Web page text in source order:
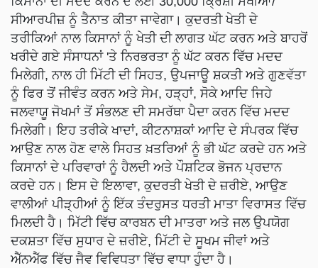
ਸੀਆਰਪੀਜ਼ ਨੂੰ ਤੈਨਾਤ ਕੀਤਾ ਜਾਵੇਗਾ। ਕੁਦਰਤੀ ਖੇਤੀ ਦੇ
ਤਰੀਕਿਆਂ ਨਾਲ ਕਿਸਾਨਾਂ ਨੂੰ ਖੇਤੀ ਦੀ ਲਾਗਤ ਘੱਟ ਕਰਨ ਅਤੇ ਬਾਹਰੋਂ
ਖਰੀਦੇ ਗਏ ਸੰਸਾਧਨਾਂ 'ਤੇ ਨਿਰਭਰਤਾ ਨੂੰ ਘੱਟ ਕਰਨ ਵਿੱਚ ਮਦਦ
ਮਿਲੇਗੀ, ਨਾਲ ਹੀ ਮਿੱਟੀ ਦੀ ਸਿਹਤ, ਉਪਜਾਊ ਸ਼ਕਤੀ ਅਤੇ ਗੁਣਵੱਤਾ
ਨੂੰ ਫਿਰ ਤੋਂ ਜੀਵੰਤ ਕਰਨ ਅਤੇ ਸੇਮ, ਹੜ੍ਹਾਂ, ਸੋਕੇ ਆਦਿ ਜਿਹੇ
ਜਲਵਾਯੂ ਜੋਖਮਾਂ ਤੋਂ ਸੰਭਲਣ ਦੀ ਸਮਰੱਥਾ ਪੈਦਾ ਕਰਨ ਵਿੱਚ ਮਦਦ
ਮਿਲੇਗੀ। ਇਹ ਤਰੀਕੇ ਖਾਦਾਂ, ਕੀਟਨਾਸ਼ਕਾਂ ਆਦਿ ਦੇ ਸੰਪਰਕ ਵਿੱਚ
ਆਉਣ ਨਾਲ ਹੋਣ ਵਾਲੇ ਸਿਹਤ ਖ਼ਤਰਿਆਂ ਨੂੰ ਭੀ ਘੱਟ ਕਰਦੇ ਹਨ ਅਤੇ
ਕਿਸਾਨਾਂ ਦੇ ਪਰਿਵਾਰਾਂ ਨੂੰ ਹੈਲਦੀ ਅਤੇ ਪੌਸ਼ਟਿਕ ਭੋਜਨ ਪ੍ਰਦਾਨ
ਕਰਦੇ ਹਨ। ਇਸ ਦੇ ਇਲਾਵਾ, ਕੁਦਰਤੀ ਖੇਤੀ ਦੇ ਜ਼ਰੀਏ, ਆਉਣ
ਵਾਲੀਆਂ ਪੀੜ੍ਹੀਆਂ ਨੂੰ ਇੱਕ ਤੰਦਰੁਸਤ ਧਰਤੀ ਮਾਤਾ ਵਿਰਾਸਤ ਵਿੱਚ
ਮਿਲਦੀ ਹੈ। ਮਿੱਟੀ ਵਿੱਚ ਕਾਰਬਨ ਦੀ ਮਾਤਰਾ ਅਤੇ ਜਲ ਉਪਯੋਗ
ਦਕਸ਼ਤਾ ਵਿੱਚ ਸੁਧਾਰ ਦੇ ਜ਼ਰੀਏ, ਮਿੱਟੀ ਦੇ ਸੂਖਮ ਜੀਵਾਂ ਅਤੇ
ਐੱਨਐੱਫ ਵਿੱਚ ਜੈਵ ਵਿਵਿਧਤਾ ਵਿੱਚ ਵਾਧਾ ਹੁੰਦਾ ਹੈ।